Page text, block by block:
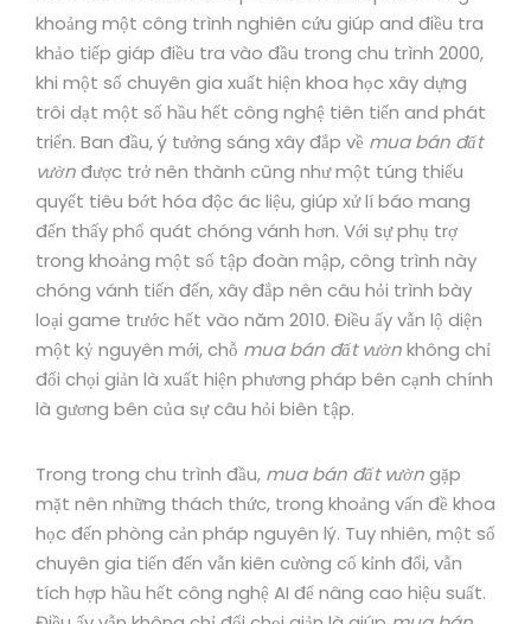
khoảng một công trình nghiên cứu giúp and điều tra
khảo tiếp giáp điều tra vào đầu trong chu trình 2000,
khi một số chuyên gia xuất hiện khoa học xây dựng
trôi dạt một số hầu hết công nghệ tiên tiến and phát
triển. Ban đầu, ý tưởng sáng xây đắp về mua bán đất
vườnđược trở nên thành cũng như một túng thiếu
quyết tiêu bớt hóa độc ác liệu, giúp xử lí báo mang
đến thấy phổ quát chóng vánh hơn. Với sự phụ trợ
trong khoảng một số tập đoàn mập, công trình này
chóng vánh tiến đến, xây đắp nên câu hỏi trình bày
loại game trước hết vào năm 2010. Điều ấy vẫn lộ diện
một kỷ nguyên mới, chỗ mua bán đất vườnkhông chỉ
đối chọi giản là xuất hiện phương pháp bên cạnh chính
là gương bên của sự câu hỏi biên tập.
Trong trong chu trình đầu, mua bán đất vườngặp
mặt nên những thách thức, trong khoảng vấn đề khoa
học đến phòng cản pháp nguyên lý. Tuy nhiên, một số
chuyên gia tiến đến vẫn kiên cường cố kỉnh đổi, vẫn
tích hợp hầu hết công nghệ AI để nâng cao hiệu suất.